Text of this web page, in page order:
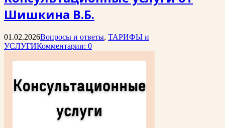
Шишкина В.Б.
01.02.2026Вопросы и ответы, ТАРИФЫ и
УСЛУГИКомментарии: 0